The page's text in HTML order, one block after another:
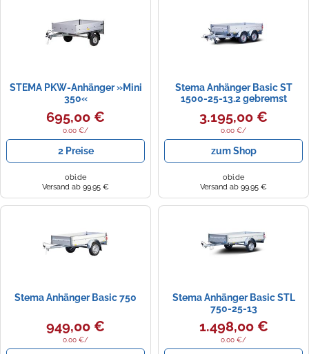
STEMA PKW-Anhänger »Mini
350«
695,00 €
0.00 €/
2 Preise
obi.de
Versand ab 99,95 €
Stema Anhänger Basic ST
1500-25-13.2 gebremst
3.195,00 €
0.00 €/
zum Shop
obi.de
Versand ab 99,95 €
Stema Anhänger Basic 750
949,00 €
0.00 €/
Stema Anhänger Basic STL
750-25-13
1.498,00 €
0.00 €/